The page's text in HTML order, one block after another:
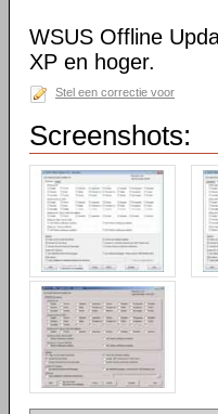
WSUS Offline
XP en hoger.
Stel een correctie voor
Screenshots: